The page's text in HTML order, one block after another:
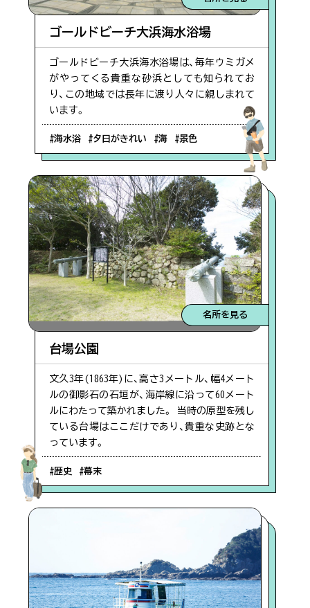
#温泉
#海
ゴールドビーチ大浜海水浴場
ゴールドビーチ大浜海水浴場は、毎年ウミガメ
がやってくる貴重な砂浜としても知られてお
り、この地域では長年に渡り人々に親しまれて
います。
#海水浴 #夕日がきれい #海 #景色
名所を見る
台場公園
文久3年(1863年)に、高さ3メートル、幅4メート
ルの御影石の石垣が、海岸線に沿って60メート
ルにわたって築かれました。 当時の原型を残し
ている台場はここだけであり、貴重な史跡とな
っています。
#歴史 #幕末